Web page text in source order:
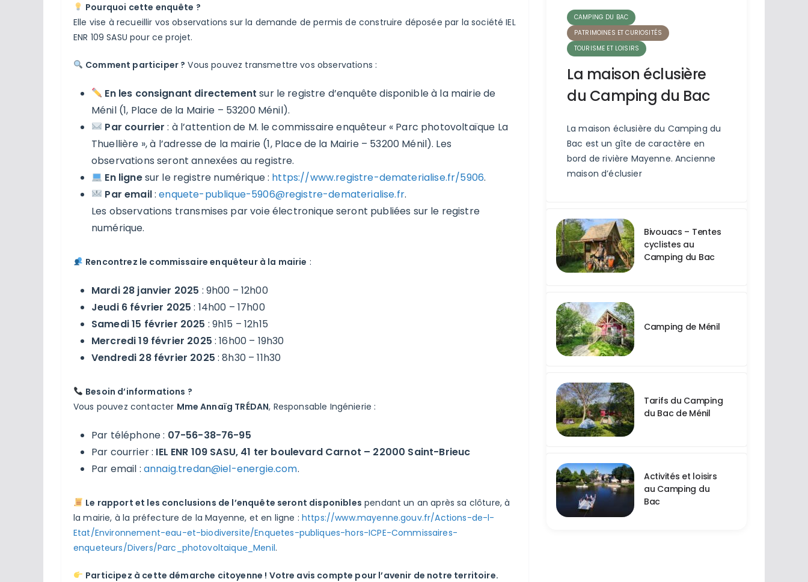
Pourquoi cette enquête ?
Elle vise à recueillir vos observations sur la demande de permis de construire déposée par la société IEL
ENR 109 SASU pour ce projet.
Comment participer ? Vous pouvez transmettre vos observations :
En les consignant directement sur le registre d’enquête disponible à la mairie de
Ménil (1, Place de la Mairie – 53200 Ménil).
Par courrier : à l’attention de M. le commissaire enquêteur « Parc photovoltaïque La
Thuellière », à l’adresse de la mairie (1, Place de la Mairie – 53200 Ménil). Les
observations seront annexées au registre.
En lignesur le registre numérique : https://www.registre-dematerialise.fr/5906.
Par email:enquete-publique-5906@registre-dematerialise.fr.
Les observations transmises par voie électronique seront publiées sur le registre
numérique.
Rencontrez le commissaire enquêteur à la mairie :
Mardi 28 janvier 2025 : 9h00 – 12h00
Jeudi 6 février 2025 : 14h00 – 17h00
Samedi 15 février 2025 : 9h15 – 12h15
Mercredi 19 février 2025 : 16h00 – 19h30
Vendredi 28 février 2025 : 8h30 – 11h30
Besoin d’informations ?
Vous pouvez contacter Mme Annaïg TRÉDAN, Responsable Ingénierie :
Par téléphone : 07-56-38-76-95
Par courrier : IEL ENR 109 SASU, 41 ter boulevard Carnot – 22000 Saint-Brieuc
Par email : annaig.tredan@iel-energie.com.
Le rapport et les conclusions de l’enquête seront disponibles pendant un an après sa clôture, à
la mairie, à la préfecture de la Mayenne, et en ligne : https://www.mayenne.gouv.fr/Actions-de-l-
Etat/Environnement-eau-et-biodiversite/Enquetes-publiques-hors-ICPE-Commissaires-
enqueteurs/Divers/Parc_photovoltaique_Menil.
Participez à cette démarche citoyenne ! Votre avis compte pour l’avenir de notre territoire.
CAMPING DU BAC
PATRIMOINES ET CURIOSITÉS
TOURISME ET LOISIRS
La maison éclusière
du Camping du Bac
La maison éclusière du Camping du
Bac est un gîte de caractère en
bord de rivière Mayenne. Ancienne
maison d’éclusier
Bivouacs – Tentes
cyclistes au
Camping du Bac
Camping de Ménil
Tarifs du Camping
du Bac de Ménil
Activités et loisirs
au Camping du
Bac